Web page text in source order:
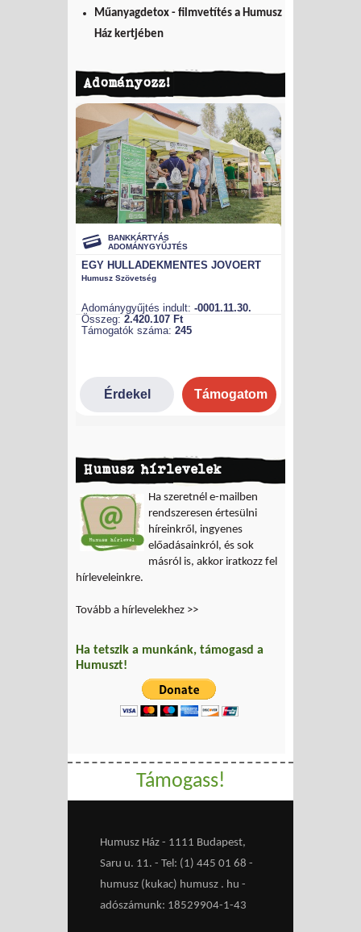
Műanyagdetox - filmvetítés a Humusz
Ház kertjében
Adományozz!
Humusz hírlevelek
Ha szeretnél e-mailben
rendszeresen értesülni
híreinkről, ingyenes
előadásainkról, és sok
másról is, akkor iratkozz fel
hírleveleinkre.
Tovább a hírlevelekhez >>
Ha tetszik a munkánk, támogasd a
Humuszt!
Támogass!
Humusz Ház - 1111 Budapest,
Saru u. 11. - Tel: (1) 445 01 68 -
humusz (kukac) humusz . hu -
adószámunk: 18529904-1-43